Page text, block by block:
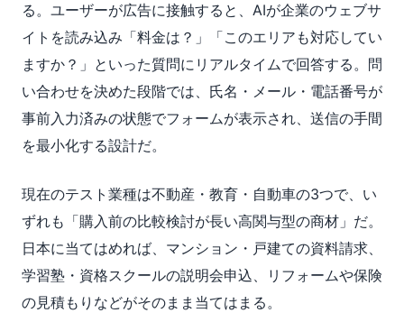
る。ユーザーが広告に接触すると、AIが企業のウェブサ
イトを読み込み「料金は？」「このエリアも対応してい
ますか？」といった質問にリアルタイムで回答する。問
い合わせを決めた段階では、氏名・メール・電話番号が
事前入力済みの状態でフォームが表示され、送信の手間
を最小化する設計だ。
現在のテスト業種は不動産・教育・自動車の3つで、い
ずれも「購入前の比較検討が長い高関与型の商材」だ。
日本に当てはめれば、マンション・戸建ての資料請求、
学習塾・資格スクールの説明会申込、リフォームや保険
の見積もりなどがそのまま当てはまる。